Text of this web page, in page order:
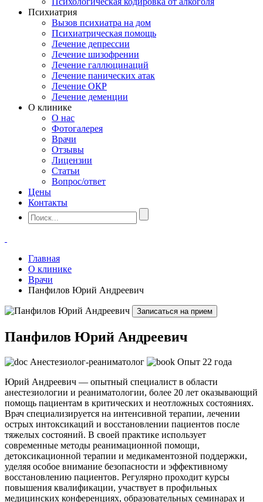
Психиатрия
Вызов психиатра на дом
Психиатрическая помощь
Лечение депрессии
Лечение шизофрении
Лечение галлюцинаций
Лечение панических атак
Лечение ОКР
Лечение деменции
О клинике
О нас
Фотогалерея
Врачи
Отзывы
Лицензии
Статьи
Вопрос/ответ
Цены
Контакты
Главная
О клинике
Врачи
Панфилов Юрий Андреевич
Записаться на прием
Панфилов Юрий Андреевич
Анестезиолог-реаниматолог
Опыт 22 года
Юрий Андреевич — опытный специалист в области
анестезиологии и реаниматологии, более 20 лет оказывающий
помощь пациентам в критических и неотложных состояниях.
Врач специализируется на интенсивной терапии, лечении
острых интоксикаций и восстановлении пациентов после
тяжелых состояний. В своей практике использует
современные методы реанимационной помощи,
детоксикационной терапии и медикаментозной поддержки,
уделяя особое внимание безопасности и эффективному
восстановлению пациентов. Регулярно проходит курсы
повышения квалификации, участвует в профильных
медицинских конференциях, образовательных семинарах и